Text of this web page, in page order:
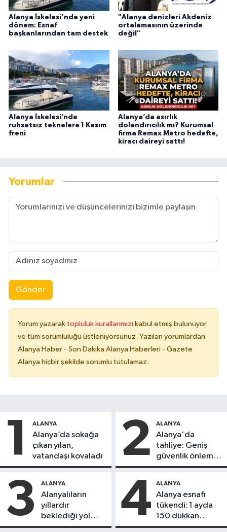
Alanya İskelesi'nde yeni
dönem: Esnaf
başkanlarından tam destek
"Alanya denizleri Akdeniz
ortalamasının üzerinde
değil"
Alanya İskelesi’nde
ruhsatsız teknelere 1 Kasım
freni
Alanya’da asırlık
dolandırıcılık mı? Kurumsal
firma Remax Metro hedefte,
kiracı daireyi sattı!
Yorumlar
Gönder
Yorum yazarak topluluk kurallarımızı kabul etmiş bulunuyor
ve tüm sorumluluğu üstleniyorsunuz. Yazılan yorumlardan
Alanya Haber - Son Dakika Alanya Haberleri - Gazete
Alanya hiçbir şekilde sorumlu tutulamaz.
1 ALANYA
Alanya’da sokağa
çıkan yılan,
vatandaşı kovaladı
2 ALANYA
Alanya'da
tahliye: Geniş
güvenlik önlemi
alındı
3 ALANYA
Alanyalıların
yıllardır
beklediği yol
askıdan döndü
4 ALANYA
Alanya esnafı
tükendi: 1 ayda
150 dükkan
kapandı